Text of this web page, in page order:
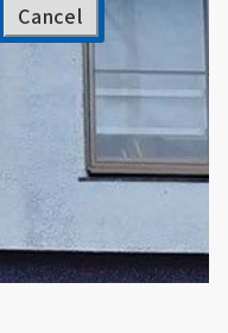
Cancel